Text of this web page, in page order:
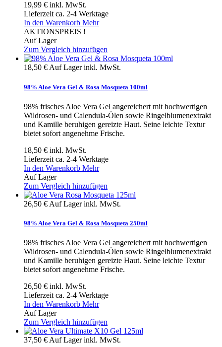
19,99 € inkl. MwSt.
Lieferzeit ca. 2-4 Werktage
In den Warenkorb Mehr
AKTIONSPREIS !
Auf Lager
Zum Vergleich hinzufügen
18,50 €Auf Lagerinkl. MwSt.
98% Aloe Vera Gel & Rosa Mosqueta 100ml
98% frisches Aloe Vera Gel angereichert mit hochwertigen
Wildrosen- und Calendula-Ölen sowie Ringelblumenextrakt
und Kamille beruhigen gereizte Haut. Seine leichte Textur
bietet sofort angenehme Frische.
18,50 € inkl. MwSt.
Lieferzeit ca. 2-4 Werktage
In den Warenkorb Mehr
Auf Lager
Zum Vergleich hinzufügen
26,50 € Auf Lagerinkl. MwSt.
98% Aloe Vera Gel & Rosa Mosqueta 250ml
98% frisches Aloe Vera Gel angereichert mit hochwertigen
Wildrosen- und Calendula-Ölen sowie Ringelblumenextrakt
und Kamille beruhigen gereizte Haut. Seine leichte Textur
bietet sofort angenehme Frische.
26,50 € inkl. MwSt.
Lieferzeit ca. 2-4 Werktage
In den Warenkorb Mehr
Auf Lager
Zum Vergleich hinzufügen
37,50 € Auf Lagerinkl. MwSt.